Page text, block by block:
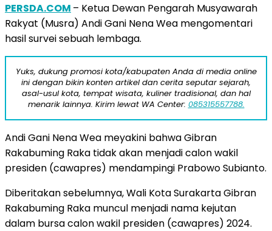
PERSDA.COM – Ketua Dewan Pengarah Musyawarah
Rakyat (Musra) Andi Gani Nena Wea mengomentari
hasil survei sebuah lembaga.
Yuks, dukung promosi kota/kabupaten Anda di media online
ini dengan bikin konten artikel dan cerita seputar sejarah,
asal-usul kota, tempat wisata, kuliner tradisional, dan hal
menarik lainnya. Kirim lewat WA Center: 085315557788.
Andi Gani Nena Wea meyakini bahwa Gibran
Rakabuming Raka tidak akan menjadi calon wakil
presiden (cawapres) mendampingi Prabowo Subianto.
Diberitakan sebelumnya, Wali Kota Surakarta Gibran
Rakabuming Raka muncul menjadi nama kejutan
dalam bursa calon wakil presiden (cawapres) 2024.